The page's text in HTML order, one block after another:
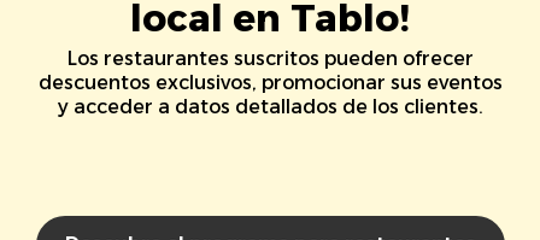
local en Tablo!
Los restaurantes suscritos pueden ofrecer
descuentos exclusivos, promocionar sus eventos
y acceder a datos detallados de los clientes.